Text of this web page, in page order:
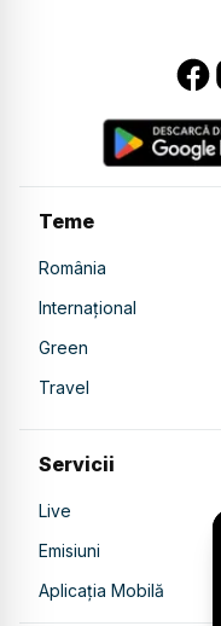
Teme
România
Internațional
Green
Travel
Servicii
Live
Emisiuni
Aplicația Mobilă